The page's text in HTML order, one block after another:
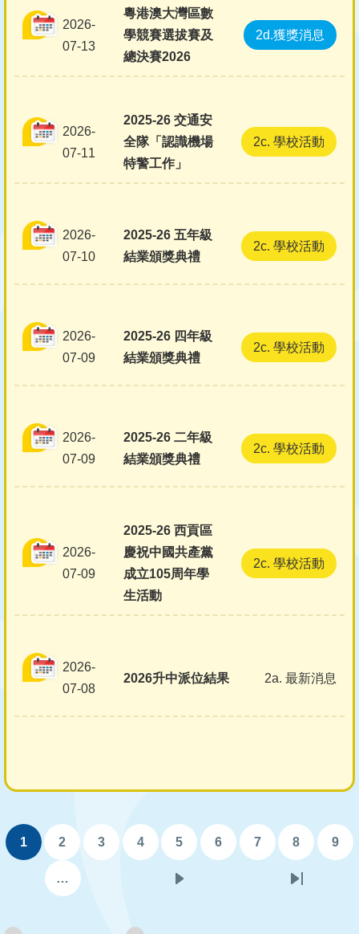
2026-
07-13
粵港澳大灣區數
學競賽選拔賽及
總決賽2026
2d.獲獎消息
2026-
07-11
2025-26 交通安
全隊「認識機場
特警工作」
2c. 學校活動
2026-
07-10
2025-26 五年級
結業頒獎典禮
2c. 學校活動
2026-
07-09
2025-26 四年級
結業頒獎典禮
2c. 學校活動
2026-
07-09
2025-26 二年級
結業頒獎典禮
2c. 學校活動
2026-
07-09
2025-26 西貢區
慶祝中國共產黨
成立105周年學
生活動
2c. 學校活動
2026-
07-08
2026升中派位結果 2a. 最新消息
Pagination
目
1
頁
2
頁
3
頁
4
頁
面
5
頁
6
頁
7
頁
面
8
頁
9
…
Last